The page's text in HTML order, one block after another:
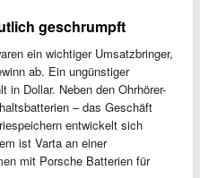
geschrumpft
ein wichtiger Umsatzbringer,
ab. Ein ungünstiger
in Dollar. Neben den Ohrhörer-
– das Geschäft
entwickelt sich
ist Varta an einer
mit Porsche Batterien für